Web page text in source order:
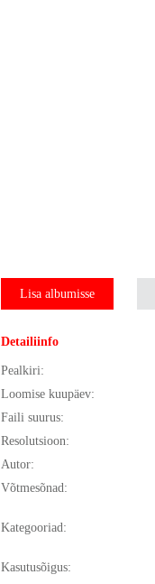
Lisa albumisse
Detailiinfo
Pealkiri:
Loomise kuupäev:
Faili suurus:
Resolutsioon:
Autor:
Võtmesõnad:
Kategooriad:
Kasutusõigus: